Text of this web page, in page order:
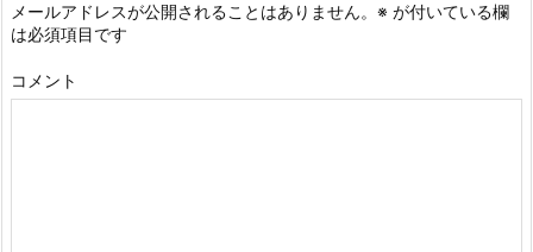
メールアドレスが公開されることはありません。 ※ が付いている欄
は必須項目です
コメント